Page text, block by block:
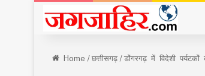
Home/छत्तीसगढ़/डोंगरगढ़ में विदेशी